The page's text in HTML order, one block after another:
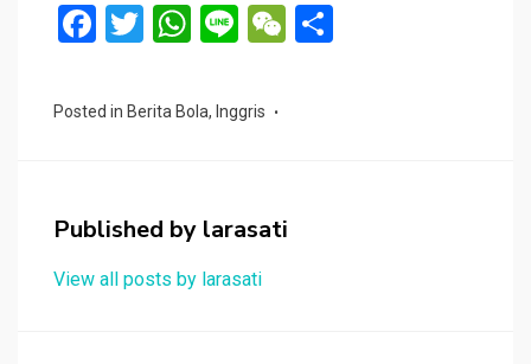
F
ce
o
k
T
tt
W
at
p
p
Li
e
W
Posted in Berita Bola, Inggris
Published by larasati
View all posts by larasati